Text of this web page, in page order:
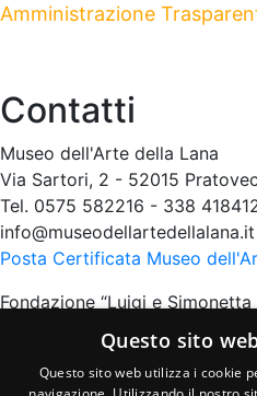
Amministrazione
Contatti
Museo dell'Arte della Lana
Via Sartori, 2 - 52015
Tel. 0575 582216 - 338
info@museodellartedellalana.it
Posta Certificata Museo
Fondazione “Luigi e Simonetta
via G. Sartori, 2 – 52015
Tel. 0575 582216 - 338
partita iva 05926330480
Questo sito
Questo sito web utilizza i cookie